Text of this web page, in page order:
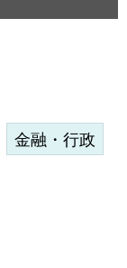
金融・行政